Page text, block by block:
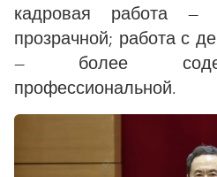
кадровая работа —
прозрачной; работа с
— более
профессиональной.